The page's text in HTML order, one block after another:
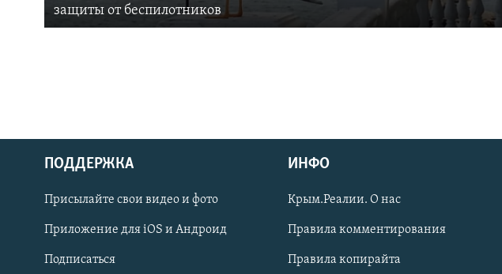
Українською
Qırımtatar
ПРИСОЕДИНЯЙТЕСЬ!
защиты от беспилотников
ПОДДЕРЖКА
Присылайте свои видео и фото
Приложение для iOS и Андроид
Подписаться
ИНФО
Крым.Реалии. О нас
Правила комментирования
Правила копирайта